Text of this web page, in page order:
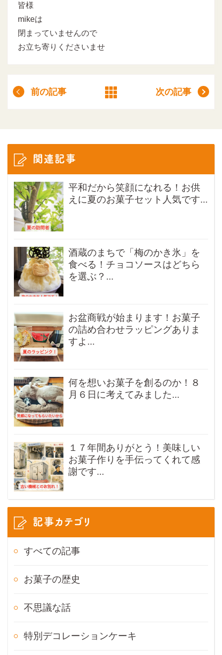
皆様
mikeは
閉まっていませんので
お立ち寄りくださいませ
前の記事 次の記事
関連記事
平和だから笑顔になれる！お供
えに夏のお菓子セット人気です...
酒蔵のまちで「梅のかき氷」を
食べる！チョコソースはどちら
を選ぶ？...
お盆商戦が始まります！お菓子
の詰め合わせラッピングありま
すよ...
何を想いお菓子を創るのか！８
月６日に考えてみました...
１７年間ありがとう！美味しい
お菓子作りを手伝ってくれて感
謝です...
記事カテゴリ
すべての記事
お菓子の歴史
不思議な話
特別デコレーションケーキ